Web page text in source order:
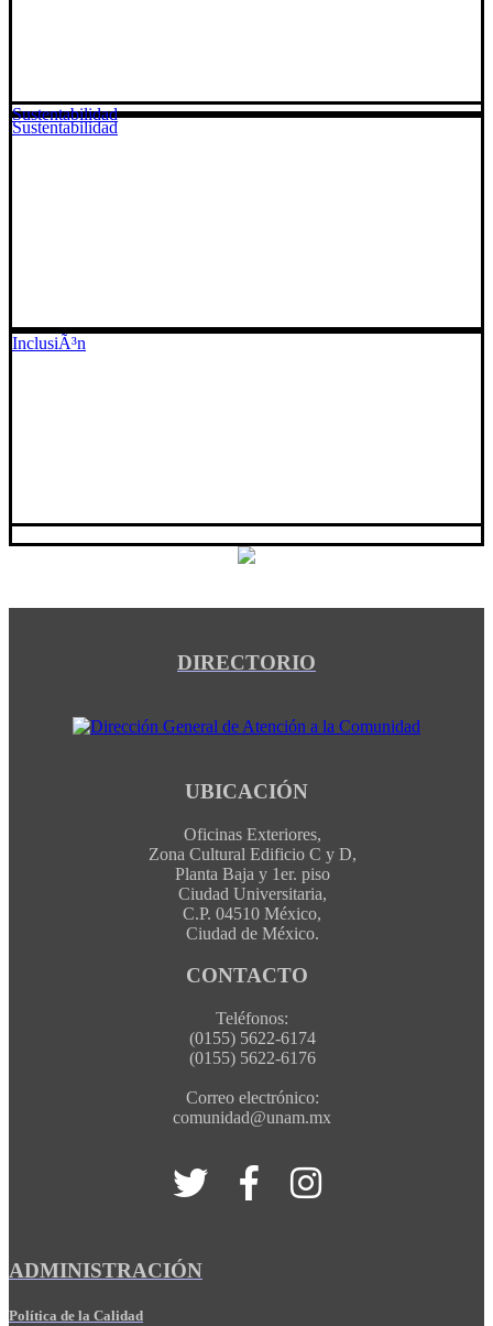
Sustentabilidad
InclusiÃ³n
Sustentabilidad
DIRECTORIO
UBICACIÓN
Oficinas Exteriores,
Zona Cultural Edificio C y D,
Planta Baja y 1er. piso
Ciudad Universitaria,
C.P. 04510 México,
Ciudad de México.
CONTACTO
Teléfonos:
(0155) 5622-6174
(0155) 5622-6176
Correo electrónico:
comunidad@unam.mx
ADMINISTRACIÓN
Política de la Calidad